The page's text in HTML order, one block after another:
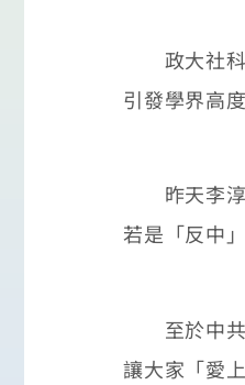
政大社科
引發學界高
昨天李淳
若是「反中
至於中共
讓大家「愛